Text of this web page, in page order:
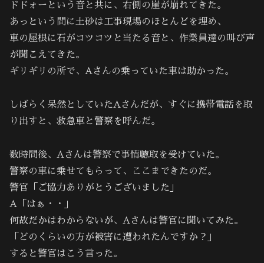
ドドォーという音と共に、右側の崖が崩れてきた。
あっという間に土砂は工事現場のほとんどを埋め、
車の屋根に石がコツコツと当たる音と、作業員達の叫び声
が聞こえてきた。
ギリギリの所で、Aさんの乗っていた車は助かった。
しばらく呆然としていたAさんだが、すぐに携帯電話を取
り出すと、救急車と警察を呼んだ。
数時間後、Aさんは警察で事情聴取を受けていた。
警察の車に乗せてもらって、ここまできたのだ。
警官「ご協力ありがとうございました」
A「はぁ・・」
何故だかはわからないが、Aさんは警官に聞いてみた。
「どのくらいの方が被害に遭われたんですか？」
すると警官はこう言った。